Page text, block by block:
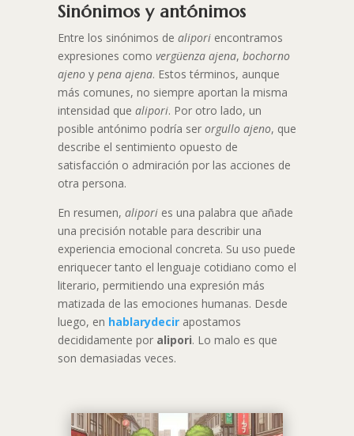
Sinónimos y antónimos
Entre los sinónimos de aliporiencontramos
expresiones como vergüenza ajena, bochorno
ajeno y pena ajena. Estos términos, aunque
más comunes, no siempre aportan la misma
intensidad que alipori. Por otro lado, un
posible antónimo podría ser orgullo ajeno, que
describe el sentimiento opuesto de
satisfacción o admiración por las acciones de
otra persona.
En resumen, alipories una palabra que añade
una precisión notable para describir una
experiencia emocional concreta. Su uso puede
enriquecer tanto el lenguaje cotidiano como el
literario, permitiendo una expresión más
matizada de las emociones humanas. Desde
luego, en hablarydecirapostamos
decididamente por alipori. Lo malo es que
son demasiadas veces.